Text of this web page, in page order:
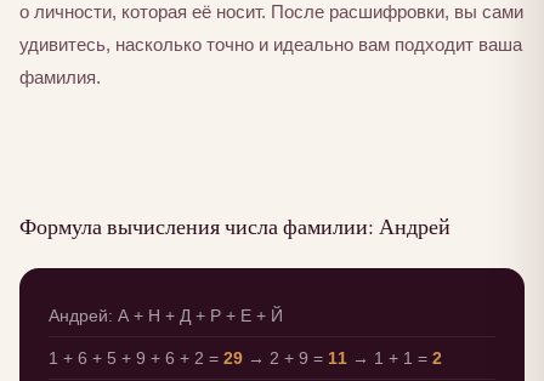
о личности, которая её носит. После расшифровки, вы сами
удивитесь, насколько точно и идеально вам подходит ваша
фамилия.
Формула вычисления числа фамилии: Андрей
Андрей: А + Н + Д + Р + Е + Й
1 + 6 + 5 + 9 + 6 + 2 = 29 → 2 + 9 = 11 → 1 + 1 = 2